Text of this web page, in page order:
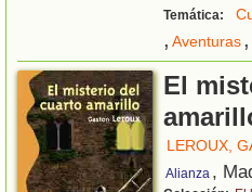
Temática:
, Aventuras,
El
LEROUX,
Alianza ,